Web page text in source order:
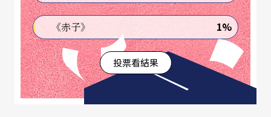
《赤子》 1%
投票看結果